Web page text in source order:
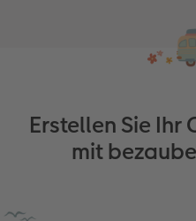
Erstellen Sie Ihr
mit